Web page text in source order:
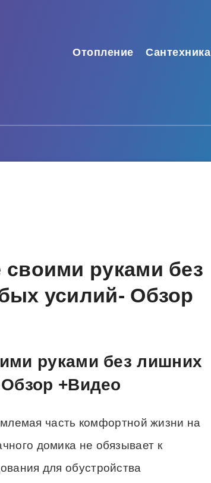
Отопление Сантехника
своими руками без
усилий- Обзор
руками без лишних
+Видео
часть комфортной жизни на
домика не обязывает к
для обустройства